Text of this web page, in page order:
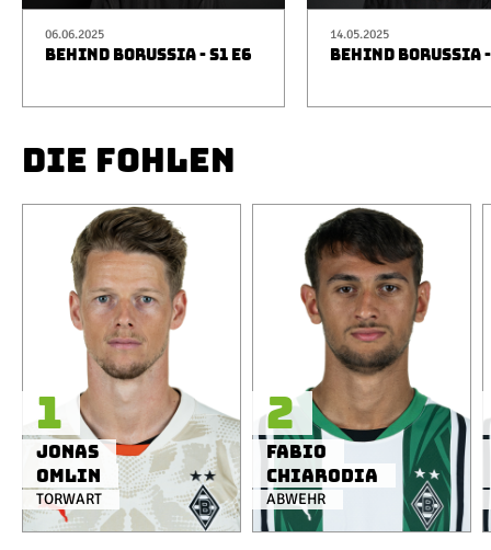
06.06.2025
BEHIND BORUSSIA - S1 E6
14.05.2025
BEHIND BORUSSIA
DIE FOHLEN
TORWART
Jonas
Omlin
1
ABWEHR
Fabio
Chiarodia
2